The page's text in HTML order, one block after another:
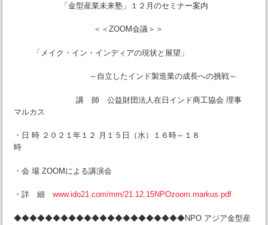
「金型産業未来塾」１２月のセミナー案内
＜＜ZOOM会議＞＞
「メイク・イン・インディアの現状と展望」
～自立したインド製造業の成長への挑戦～
講 師 公益財団法人在日インド商工協会 理事
マルカス
・日 時 ２０２１年１２ 月１５日（水）１６時～１８
時
・会 場 ZOOMによる講演会
・詳 細 www.ido21.com/mm/21.12.15NPOzoom.markus.pdf
◆◆◆◆◆◆◆◆◆◆◆◆◆◆◆◆◆◆◆◆◆◆NPO アジア金型産